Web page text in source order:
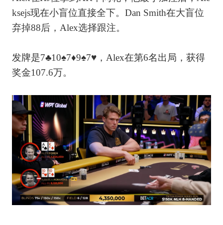
ksejs现在小盲位直接全下。Dan Smith在大盲位
弃掉88后，Alex选择跟注。
发牌是7♣10♠7♦9♠7♥，Alex在第6名出局，获得
奖金107.6万。